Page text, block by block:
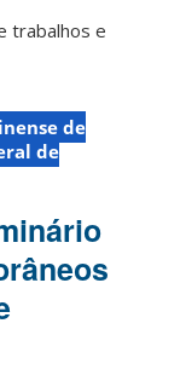
trabalhos e
de
de